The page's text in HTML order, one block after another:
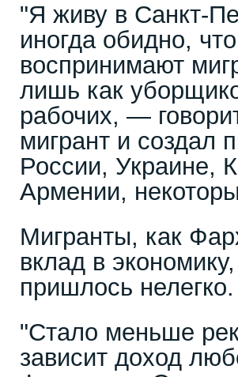
"Я живу в Санкт-
иногда обидно,
воспринимают
лишь как
рабочих, —
мигрант и создал
России, Украине,
Армении,
Мигранты, как
вклад в
пришлось нелегко.
"Стало меньше
зависит доход